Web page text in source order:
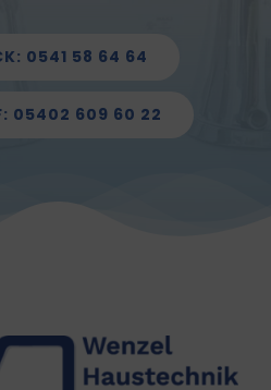
0541 58 64 64
05402 609 60 22